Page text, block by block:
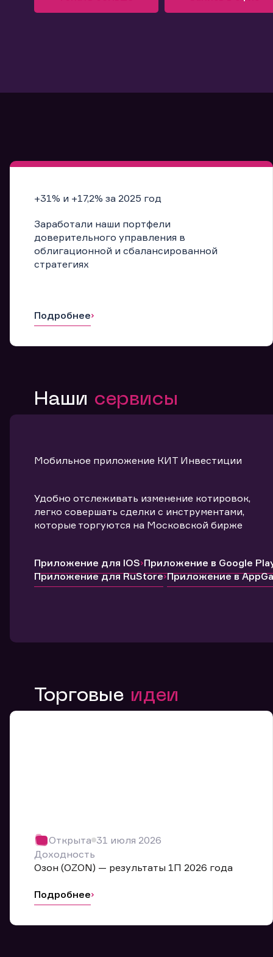
+31% и +17,2% за 2025 год
Заработали наши портфели
доверительного управления в
облигационной и сбалансированной
стратегиях
Подробнее
Наши сервисы
Мобильное приложение КИТ Инвестиции
Удобно отслеживать изменение котировок,
легко совершать сделки с инструментами,
которые торгуются на Московской бирже
Приложение для IOS Приложение в Google
Приложение для RuStore Приложение в
Торговые идеи
Открыта 31 июля 2026
Доходность
Озон (OZON) — результаты 1П 2026 года
Подробнее
Мы